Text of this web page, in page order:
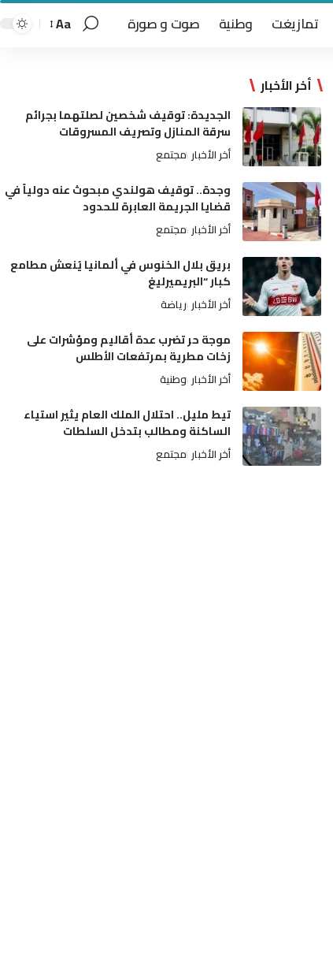
تمازيغت وطنية صوت و صورة Aa
أخر الأخبار
الجديدة: توقيف شخصين لصلتهما بجرائم
سرقة المنازل وتصريف المسروقات
أخر الأخبار مجتمع
وجدة.. توقيف هولندي مبحوث عنه دولياً في
قضايا الجريمة العابرة للحدود
أخر الأخبار مجتمع
بريق بلال الخنوس في ألمانيا يُنعش مطامع
كبار “البريميرليغ
أخر الأخبار رياضة
موجة حر تضرب عدة أقاليم ومؤشرات على
زخات مطرية بمرتفعات الأطلس
أخر الأخبار وطنية
تيط مليل.. احتلال الملك العام يثير استياء
الساكنة ومطالب بتدخل السلطات
أخر الأخبار مجتمع